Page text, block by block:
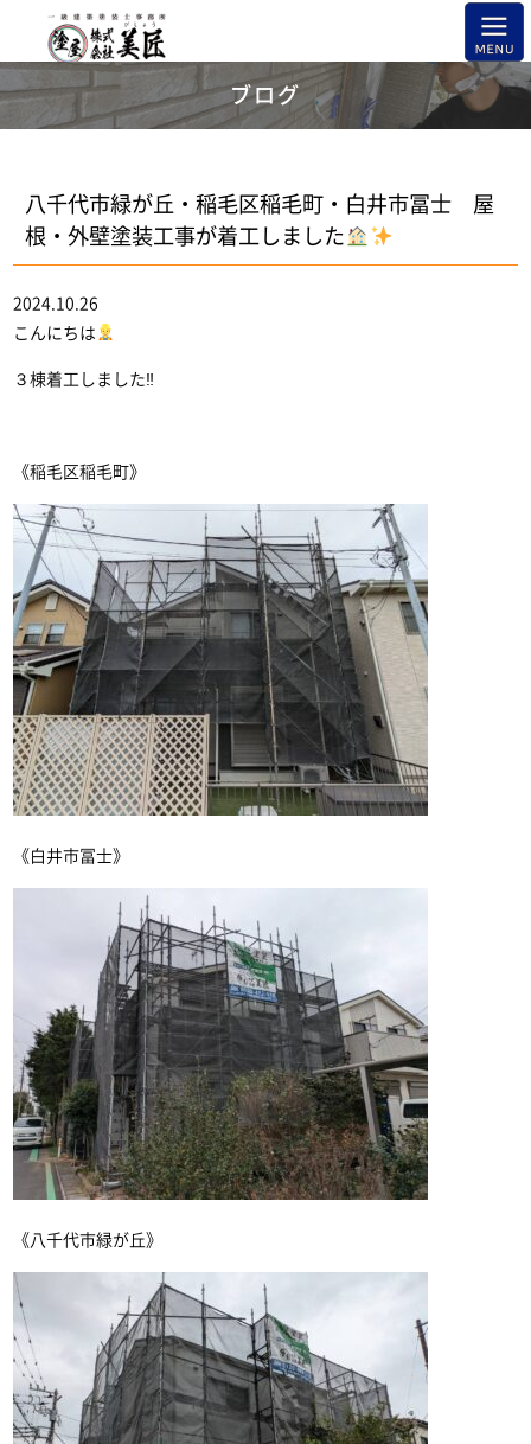
ブログ
八千代市緑が丘・稲毛区稲毛町・白井市冨士 屋
根・外壁塗装工事が着工しました
2024.10.26
こんにちは
３棟着工しました‼
《稲毛区稲毛町》
《白井市冨士》
《八千代市緑が丘》